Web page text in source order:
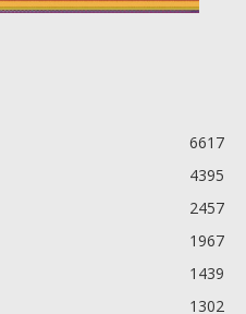
6617
4395
2457
1967
1439
1302